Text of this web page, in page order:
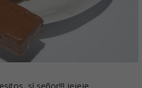
sí señor!!! jejeje